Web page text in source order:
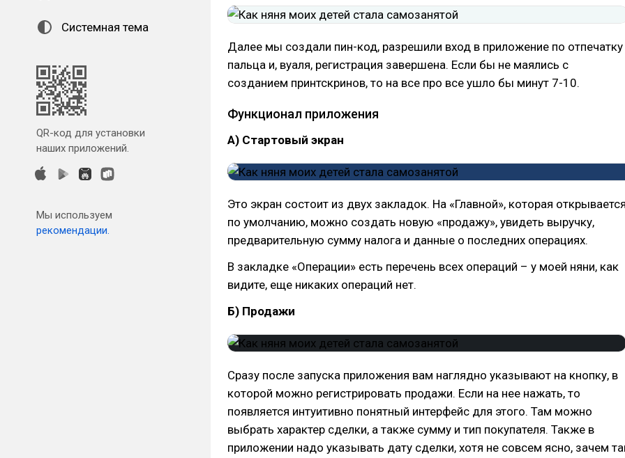
Системная тема
QR-код для установки
наших приложений.
Мы используем
рекомендации.
Далее мы создали пин-код, разрешили вход в приложение по отпечатку
пальца и, вуаля, регистрация завершена. Если бы не маялись с
созданием принтскринов, то на все про все ушло бы минут 7-10.
Функционал приложения
А) Стартовый экран
Это экран состоит из двух закладок. На «Главной», которая
по умолчанию, можно создать новую «продажу», увидеть выручку,
предварительную сумму налога и данные о последних операциях.
В закладке «Операции» есть перечень всех операций – у моей няни, как
видите, еще никаких операций нет.
Б) Продажи
Сразу после запуска приложения вам наглядно указывают на кнопку, в
которой можно регистрировать продажи. Если на нее нажать, то
появляется интуитивно понятный интерфейс для этого. Там можно
выбрать характер сделки, а также сумму и тип покупателя. Также в
приложении надо указывать дату сделки, хотя не совсем ясно, зачем